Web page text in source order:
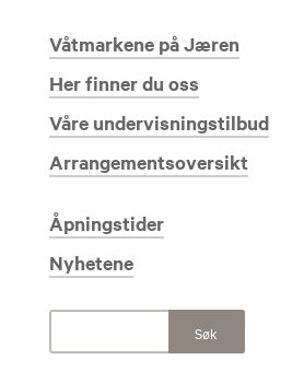
Våtmarkene på Jæren
Her finner du oss
Våre undervisningstilbud
Arrangementsoversikt
Åpningstider
Nyhetene